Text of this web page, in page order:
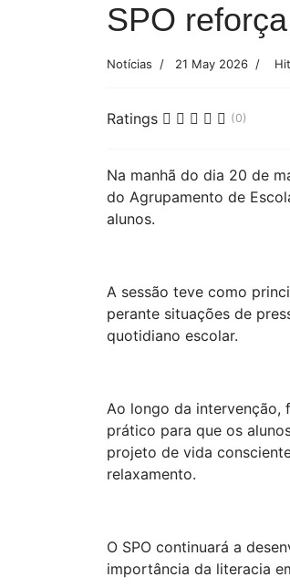
SPO
Notícias 21 May 2026
Ratings (0)
Na manhã do dia 20 de
do Agrupamento de
alunos.
A sessão teve como
perante situações de
quotidiano escolar.
Ao longo da intervenção,
prático para que os
projeto de vida
relaxamento.
O SPO continuará a
importância da literacia